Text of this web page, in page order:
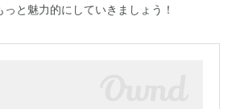
と魅力的にしていきましょう！